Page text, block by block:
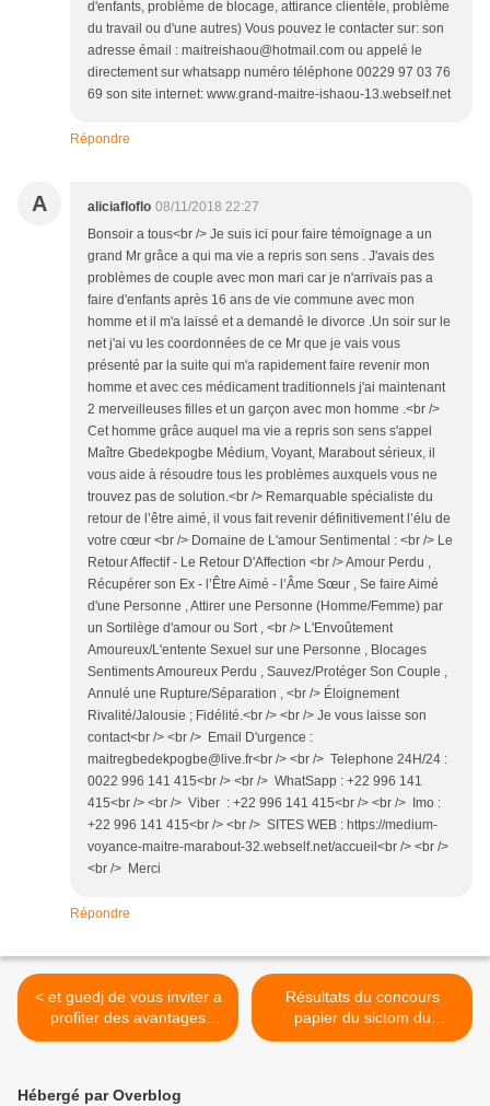
d'enfants, problème de blocage, attirance clientèle, problème
du travail ou d'une autres) Vous pouvez le contacter sur: son
adresse émail : maitreishaou@hotmail.com ou appelé le
directement sur whatsapp numéro téléphone 00229 97 03 76
69 son site internet: www.grand-maitre-ishaou-13.webself.net
Répondre
A aliciafloflo 08/11/2018 22:27
Bonsoir a tous<br /> Je suis ici pour faire témoignage a un
grand Mr grâce a qui ma vie a repris son sens . J'avais des
problèmes de couple avec mon mari car je n'arrivais pas a
faire d'enfants après 16 ans de vie commune avec mon
homme et il m'a laissé et a demandé le divorce .Un soir sur le
net j'ai vu les coordonnées de ce Mr que je vais vous
présenté par la suite qui m'a rapidement faire revenir mon
homme et avec ces médicament traditionnels j'ai maintenant
2 merveilleuses filles et un garçon avec mon homme .<br />
Cet homme grâce auquel ma vie a repris son sens s'appel
Maître Gbedekpogbe Médium, Voyant, Marabout sérieux, il
vous aide à résoudre tous les problèmes auxquels vous ne
trouvez pas de solution.<br /> Remarquable spécialiste du
retour de l’être aimé, il vous fait revenir définitivement l’élu de
votre cœur <br /> Domaine de L'amour Sentimental : <br /> Le
Retour Affectif - Le Retour D'Affection <br /> Amour Perdu ,
Récupérer son Ex - l’Être Aimé - l’Âme Sœur , Se faire Aimé
d'une Personne , Attirer une Personne (Homme/Femme) par
un Sortilège d'amour ou Sort , <br /> L'Envoûtement
Amoureux/L'entente Sexuel sur une Personne , Blocages
Sentiments Amoureux Perdu , Sauvez/Protéger Son Couple ,
Annulé une Rupture/Séparation , <br /> Éloignement
Rivalité/Jalousie ; Fidélité.<br /> <br /> Je vous laisse son
contact<br /> <br /> Email D'urgence :
maitregbedekpogbe@live.fr<br /> <br /> Telephone 24H/24 :
0022 996 141 415<br /> <br /> WhatSapp : +22 996 141
415<br /> <br /> Viber : +22 996 141 415<br /> <br /> Imo :
+22 996 141 415<br /> <br /> SITES WEB : https://medium-
voyance-maitre-marabout-32.webself.net/accueil<br /> <br />
<br /> Merci
Répondre
< et guedj de vous inviter a
profiter des avantages
fiscaux
Résultats du concours
papier du sictom du
hurepoix >
Hébergé par Overblog